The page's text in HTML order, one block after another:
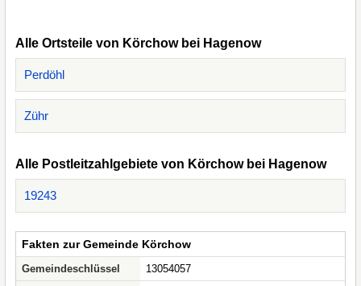
Alle Ortsteile von Körchow bei Hagenow
Perdöhl
Zühr
Alle Postleitzahlgebiete von Körchow bei Hagenow
19243
Fakten zur Gemeinde Körchow
Gemeindeschlüssel
13054057